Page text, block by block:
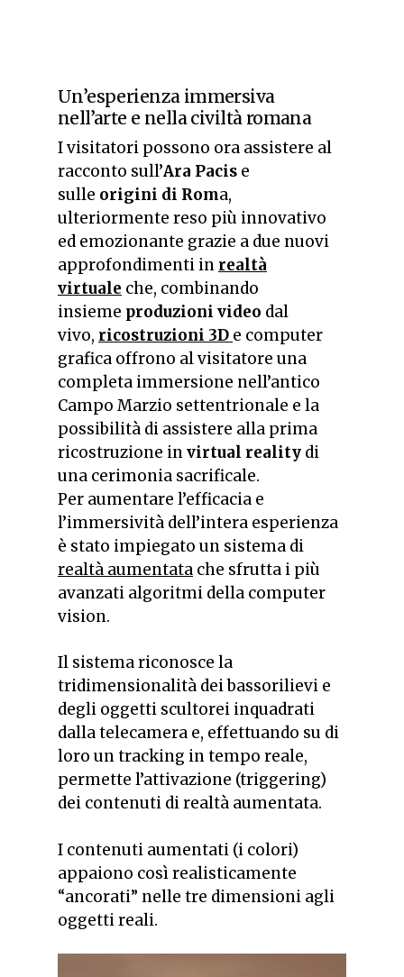
Un’esperienza immersiva
nell’arte e nella civiltà romana
I visitatori possono ora assistere al
racconto sull’Ara Pacis e
sulle origini di Roma,
ulteriormente reso più innovativo
ed emozionante grazie a due nuovi
approfondimenti in realtà
virtuale che, combinando
insieme produzioni video dal
vivo, ricostruzioni 3D e computer
grafica offrono al visitatore una
completa immersione nell’antico
Campo Marzio settentrionale e la
possibilità di assistere alla prima
ricostruzione invirtual reality di
una cerimonia sacrificale.
Per aumentare l’efficacia e
l’immersività dell’intera esperienza
è stato impiegato un sistema di
realtà aumentata che sfrutta i più
avanzati algoritmi della computer
vision.
Il sistema riconosce la
tridimensionalità dei bassorilievi e
degli oggetti scultorei inquadrati
dalla telecamera e, effettuando su di
loro un tracking in tempo reale,
permette l’attivazione (triggering)
dei contenuti di realtà aumentata.
I contenuti aumentati (i colori)
appaiono così realisticamente
“ancorati” nelle tre dimensioni agli
oggetti reali.